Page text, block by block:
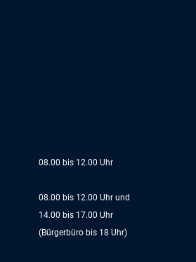
08.00 bis 12.00 Uhr
08.00 bis 12.00 Uhr und
14.00 bis 17.00 Uhr
(Bürgerbüro bis 18 Uhr)